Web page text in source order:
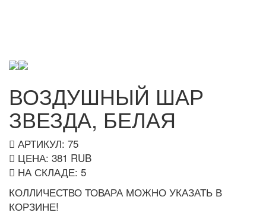
ВОЗДУШНЫЙ ШАР
ЗВЕЗДА, БЕЛАЯ
АРТИКУЛ: 75
ЦЕНА: 381 RUB
НА СКЛАДЕ: 5
КОЛЛИЧЕСТВО ТОВАРА МОЖНО УКАЗАТЬ В
КОРЗИНЕ!